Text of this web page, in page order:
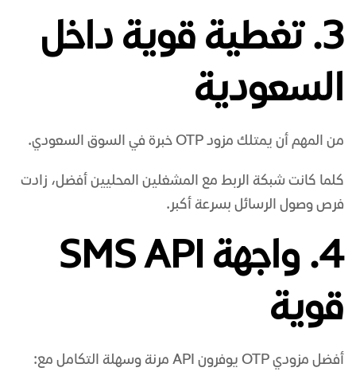
3. تغطية قوية داخل
السعودية
من المهم أن يمتلك مزود OTP خبرة في السوق السعودي.
كلما كانت شبكة الربط مع المشغلين المحليين أفضل، زادت
فرص وصول الرسائل بسرعة أكبر.
4. واجهة
SMS API
قوية
أفضل مزودي OTP يوفرون API مرنة وسهلة التكامل مع: